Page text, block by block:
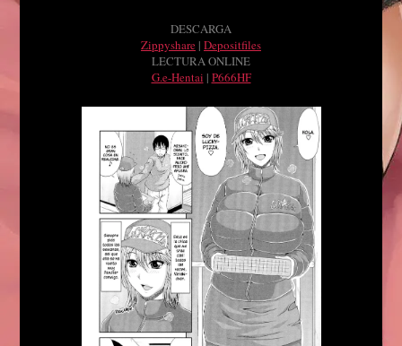
DESCARGA
Zippyshare | Depositfiles
LECTURA ONLINE
G.e-Hentai | P666HF